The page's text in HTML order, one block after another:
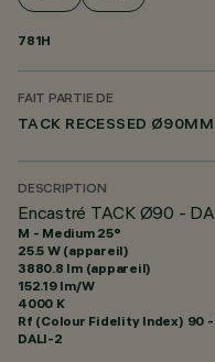
781H
FAIT PARTIE DE
TACK RECESSED Ø90MM
DESCRIPTION
Encastré TACK Ø90 -
M - Medium 25°
25.5 W (appareil)
3880.8 lm (appareil)
152.19 lm/W
4000 K
Rf (Colour Fidelity Index) 90 -
DALI-2